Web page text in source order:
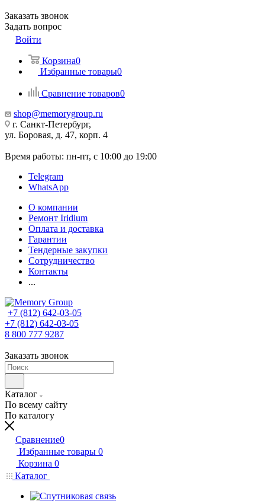
Заказать звонок
Задать вопрос
Войти
Корзина0
Избранные товары0
Сравнение товаров0
shop@memorygroup.ru
г. Санкт-Петербург,
ул. Боровая, д. 47, корп. 4
Время работы: пн-пт, с 10:00 до 19:00
Telegram
WhatsApp
О компании
Ремонт Iridium
Оплата и доставка
Гарантии
Тендерные закупки
Сотрудничество
Контакты
...
+7 (812) 642-03-05
+7 (812) 642-03-05
8 800 777 9287
Заказать звонок
Каталог
По всему сайту
По каталогу
Сравнение0
Избранные товары 0
Корзина 0
Каталог